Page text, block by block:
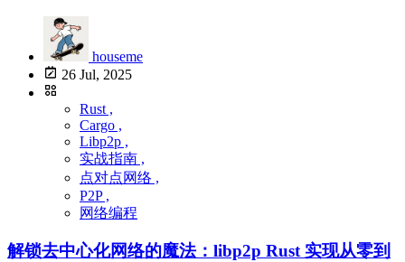
houseme
26 Jul, 2025
Rust ,
Cargo ,
Libp2p ,
实战指南 ,
点对点网络 ,
P2P ,
网络编程
解锁去中心化网络的魔法：libp2p Rust 实现从零到